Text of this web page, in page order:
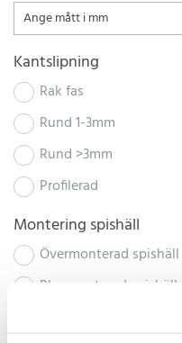
Kantslipning
Rak fas
Rund 1-3mm
Rund >3mm
Profilerad
Montering spishäll
Övermonterad spishäll
Planmonterad spishäll